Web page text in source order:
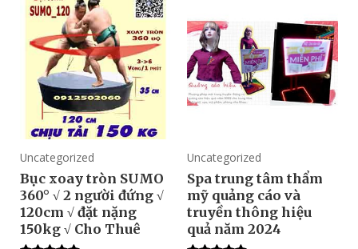
Uncategorized
Bục xoay tròn SUMO
360° √ 2 người đứng √
120cm √ đặt nặng
150kg √ Cho Thuê
Uncategorized
Spa trung tâm thẩm
mỹ quảng cáo và
truyền thông hiệu
quả năm 2024